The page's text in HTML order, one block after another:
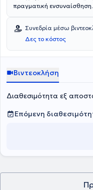
πραγματική
Συνεδρία μέσω
Δες το κόστος
Βιντεοκλήση
Διαθεσιμότητα εξ
Επόμενη